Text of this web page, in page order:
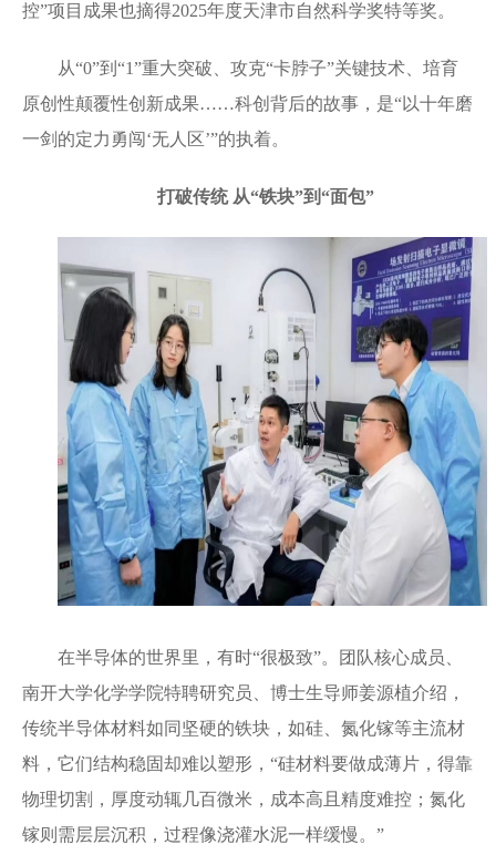
控”项目成果也摘得2025年度天津市自然科学奖特等奖。
从“0”到“1”重大突破、攻克“卡脖子”关键技术、培育
原创性颠覆性创新成果……科创背后的故事，是“以十年磨
一剑的定力勇闯‘无人区’”的执着。
打破传统 从“铁块”到“面包”
在半导体的世界里，有时“很极致”。团队核心成员、
南开大学化学学院特聘研究员、博士生导师姜源植介绍，
传统半导体材料如同坚硬的铁块，如硅、氮化镓等主流材
料，它们结构稳固却难以塑形，“硅材料要做成薄片，得靠
物理切割，厚度动辄几百微米，成本高且精度难控；氮化
镓则需层层沉积，过程像浇灌水泥一样缓慢。”